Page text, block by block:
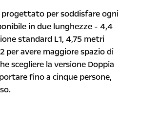
progettato per soddisfare ogni
in due lunghezze - 4,4
standard L1, 4,75 metri
per avere maggiore spazio di
scegliere la versione Doppia
fino a cinque persone,